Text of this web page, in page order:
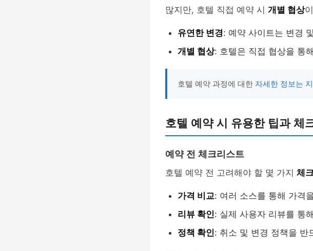
많지만, 호텔 직접 예약 시 개별 협상
유연한 변경: 예약 사이트는 변경
개별 협상: 호텔은 직접 협상을 통
호텔 예약 과정에 대한 자세한 정보는
호텔 예약 시 유용한 팁과 체
예약 전 체크리스트
호텔 예약 전 고려해야 할 몇 가지 체
가격 비교: 여러 소스를 통해 가격
리뷰 확인: 실제 사용자 리뷰를 통
정책 확인: 취소 및 변경 정책을 반